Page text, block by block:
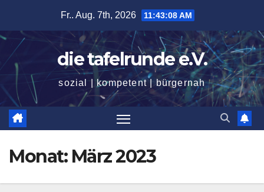
springen
Fr.. Aug. 7th, 2026 11:43:09 AM
die tafelrunde e.V.
sozial | kompetent | bürgernah
Monat: März 2023